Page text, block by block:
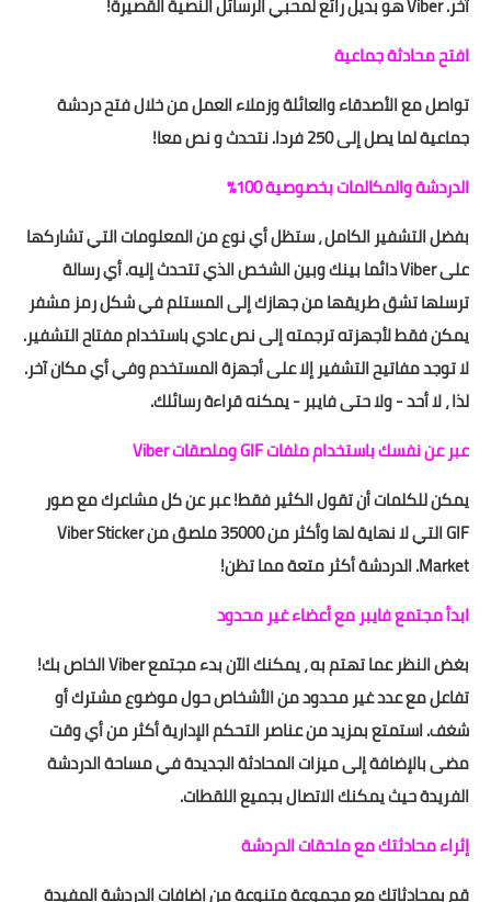
افتح محادثة جماعية
تواصل مع الأصدقاء والعائلة وزملاء العمل من خلال فتح دردشة
جماعية لما يصل إلى 250 فردا. نتحدث و نص معا!
الدردشة والمكالمات بخصوصية 100٪
بفضل التشفير الكامل ، ستظل أي نوع من المعلومات التي تشاركها
على Viber دائما بينك وبين الشخص الذي تتحدث إليه. أي رسالة
ترسلها تشق طريقها من جهازك إلى المستلم في شكل رمز مشفر
يمكن فقط لأجهزته ترجمته إلى نص عادي باستخدام مفتاح التشفير.
لا توجد مفاتيح التشفير إلا على أجهزة المستخدم وفي أي مكان آخر.
لذا ، لا أحد - ولا حتى فايبر - يمكنه قراءة رسائلك.
عبر عن نفسك باستخدام ملفات GIF وملصقات Viber
يمكن للكلمات أن تقول الكثير فقط! عبر عن كل مشاعرك مع صور
GIF التي لا نهاية لها وأكثر من 35000 ملصق من Viber Sticker
Market. الدردشة أكثر متعة مما تظن!
ابدأ مجتمع فايبر مع أعضاء غير محدود
بغض النظر عما تهتم به ، يمكنك الآن بدء مجتمع Viber الخاص بك!
تفاعل مع عدد غير محدود من الأشخاص حول موضوع مشترك أو
شغف. استمتع بمزيد من عناصر التحكم الإدارية أكثر من أي وقت
مضى بالإضافة إلى ميزات المحادثة الجديدة في مساحة الدردشة
الفريدة حيث يمكنك الاتصال بجميع اللقطات.
إثراء محادثتك مع ملحقات الدردشة
قم بمحادثاتك مع مجموعة متنوعة من إضافات الدردشة المفيدة